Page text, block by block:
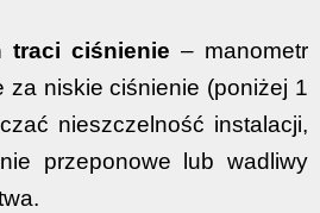
traci ciśnienie – manometr
za niskie ciśnienie (poniżej 1
nieszczelność instalacji,
przeponowe lub wadliwy